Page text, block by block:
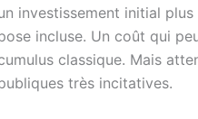
investissement initial
incluse. Un coût qui
classique. Mais
très incitatives.